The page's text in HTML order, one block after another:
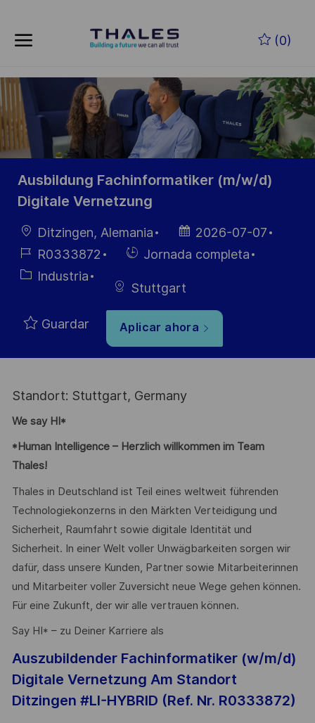
(0)
-
Ausbildung Fachinformatiker (m/w/d)
Digitale Vernetzung
Ubicación
Ditzingen, Alemania
Fecha de
publicación
2026-07-07
ID de
empleo
R0333872
HiringJornada completa
Categoría
Industria
Stuttgart
Guardar Aplicar ahora
Standort: Stuttgart, Germany
We say HI*
*Human Intelligence – Herzlich willkommen im Team
Thales!
Thales in Deutschland ist Teil eines weltweit führenden
Technologiekonzerns in den Märkten Verteidigung und
Sicherheit, Raumfahrt sowie digitale Identität und
Sicherheit. In einer Welt voller Unwägbarkeiten sorgen wir
dafür, dass unsere Kunden, Partner sowie Mitarbeiterinnen
und Mitarbeiter voller Zuversicht neue Wege gehen können.
Für eine Zukunft, der wir alle vertrauen können.
Say HI* – zu Deiner Karriere als
Auszubildender Fachinformatiker (w/m/d)
Digitale Vernetzung Am Standort
Ditzingen #LI-HYBRID (Ref. Nr. R0333872)